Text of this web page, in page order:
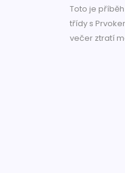
Toto je
třídy s
večer ztratí